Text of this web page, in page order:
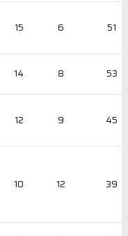
15 6 51
14 8 53
12 9 45
10 12 39